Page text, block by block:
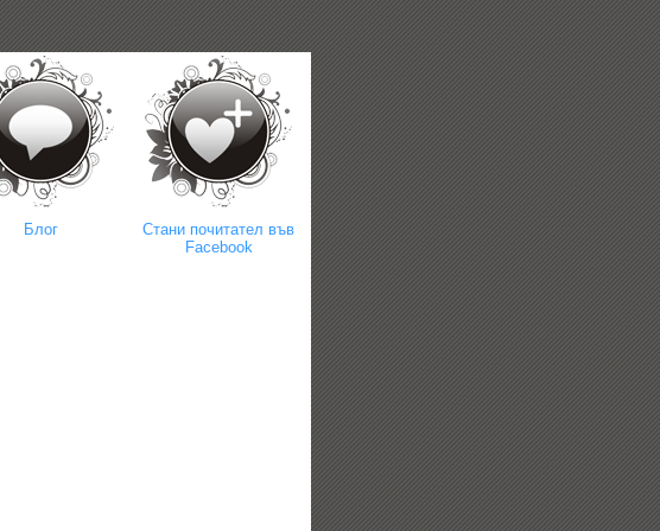
Блог
Стани почитател във
Facebook